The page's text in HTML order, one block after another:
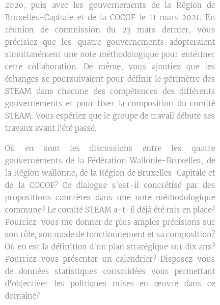
2020, puis avec les gouvernements de la Région de
Bruxelles-Capitale et de la COCOF le 11 mars 2021. En
réunion de commission du 23 mars dernier, vous
précisiez que les quatre gouvernements adopteraient
simultanément une note méthodologique pour entériner
cette collaboration. De même, vous ajoutiez que les
échanges se poursuivaient pour définir le périmètre des
STEAM dans chacune des compétences des différents
gouvernements et pour fixer la composition du comité
STEAM. Vous espériez que le groupe de travail débute ses
travaux avant l'été passé.
Où en sont les discussions entre les quatre
gouvernements de la Fédération Wallonie-Bruxelles, de
la Région wallonne, de la Région de Bruxelles-Capitale et
de la COCOF? Ce dialogue s'est-il concrétisé par des
propositions concrètes dans une note méthodologique
commune? Le comité STEAM a-t-il déjà été mis en place?
Pourriez-vous me donner de plus amples précisions sur
son rôle, son mode de fonctionnement et sa composition?
Où en est la définition d'un plan stratégique sur dix ans?
Pourriez-vous présenter un calendrier? Disposez-vous
de données statistiques consolidées vous permettant
d'objectiver les politiques mises en œuvre dans ce
domaine?